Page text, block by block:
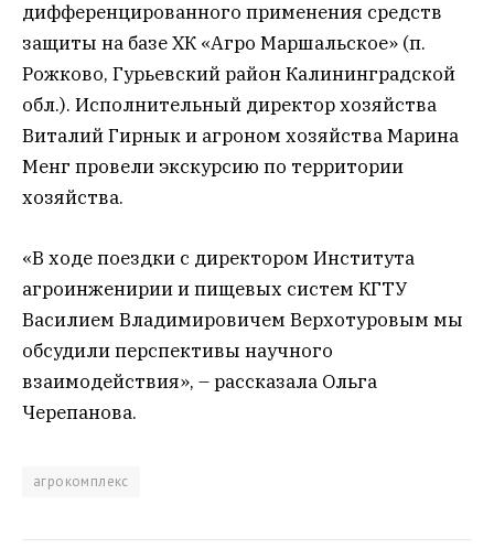
дифференцированного применения средств
защиты на базе ХК «Агро Маршальское» (п.
Рожково, Гурьевский район Калининградской
обл.). Исполнительный директор хозяйства
Виталий Гирнык и агроном хозяйства Марина
Менг провели экскурсию по территории
хозяйства.
«В ходе поездки с директором Института
агроинженирии и пищевых систем КГТУ
Василием Владимировичем Верхотуровым мы
обсудили перспективы научного
взаимодействия», – рассказала Ольга
Черепанова.
агрокомплекс